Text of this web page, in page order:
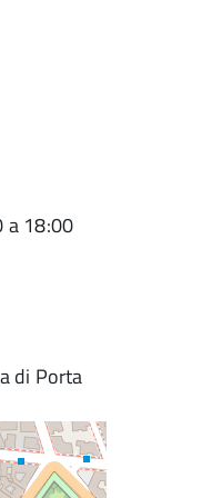
a 18:00
di Porta